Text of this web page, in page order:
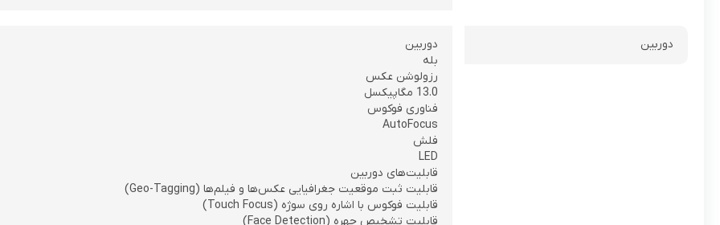
دوربین
دوربین
بله
رزولوشن عکس
13.0 مگاپیکسل
فناوری فوکوس
AutoFocus
فلش
LED
قابلیت‌های دوربین
قابلیت ثبت موقعیت جغرافیایی عکس‌ها و فیلم‌ها (Geo-Tagging)
قابلیت فوکوس با اشاره روی سوژه (Touch Focus)
قابلیت تشخیص چهره (Face Detection)